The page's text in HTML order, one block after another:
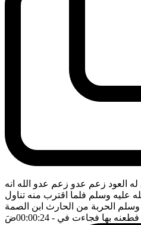
العود زعم عدو زعم عدو الله انه
عليه وسلم فلما اقترب منه تناول
الحربة من الحارث ابن الصمة
فطعنه بها فجاءت في - 00:00:24 ضَ